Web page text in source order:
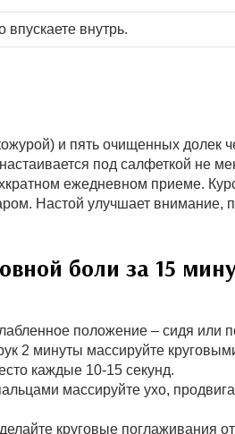
впускаете внутрь.
и пять очищенных долек
под салфеткой не
ежедневном приеме.
Настой улучшает внимание,
боли за 15
положение – сидя или
2 минуты массируйте
каждые 10-15 секунд.
массируйте ухо,
круговые поглаживания